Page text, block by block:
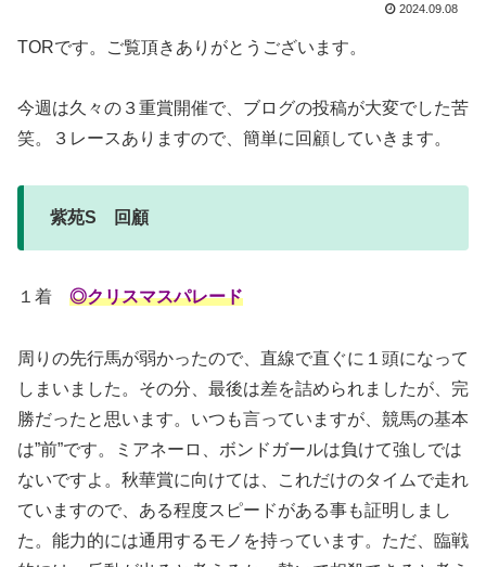
2024.09.08
TORです。ご覧頂きありがとうございます。
今週は久々の３重賞開催で、ブログの投稿が大変でした苦
笑。３レースありますので、簡単に回顧していきます。
紫苑S 回顧
１着 ◎クリスマスパレード
周りの先行馬が弱かったので、直線で直ぐに１頭になって
しまいました。その分、最後は差を詰められましたが、完
勝だったと思います。いつも言っていますが、競馬の基本
は”前”です。ミアネーロ、ボンドガールは負けて強しでは
ないですよ。秋華賞に向けては、これだけのタイムで走れ
ていますので、ある程度スピードがある事も証明しまし
た。能力的には通用するモノを持っています。ただ、臨戦